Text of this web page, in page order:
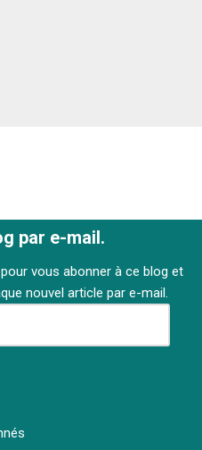
par e-mail.
vous abonner à ce blog et
nouvel article par e-mail.